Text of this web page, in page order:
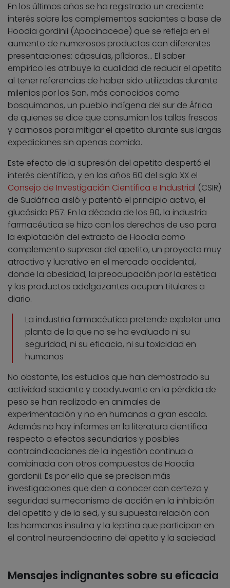
En los últimos años se ha registrado un creciente
interés sobre los complementos saciantes a base de
Hoodia gordinii (Apocinaceae) que se refleja en el
aumento de numerosos productos con diferentes
presentaciones: cápsulas, píldoras… El saber
empírico les atribuye la cualidad de reducir el apetito
al tener referencias de haber sido utilizadas durante
milenios por los San, más conocidos como
bosquimanos, un pueblo indígena del sur de África
de quienes se dice que consumían los tallos frescos
y carnosos para mitigar el apetito durante sus largas
expediciones sin apenas comida.
Este efecto de la supresión del apetito despertó el
interés científico, y en los años 60 del siglo XX el
Consejo de Investigación Científica e Industrial (CSIR)
de Sudáfrica aisló y patentó el principio activo, el
glucósido P57. En la década de los 90, la industria
farmacéutica se hizo con los derechos de uso para
la explotación del extracto de Hoodia como
complemento supresor del apetito, un proyecto muy
atractivo y lucrativo en el mercado occidental,
donde la obesidad, la preocupación por la estética
y los productos adelgazantes ocupan titulares a
diario.
La industria farmacéutica pretende explotar una
planta de la que no se ha evaluado ni su
seguridad, ni su eficacia, ni su toxicidad en
humanos
No obstante, los estudios que han demostrado su
actividad saciante y coadyuvante en la pérdida de
peso se han realizado en animales de
experimentación y no en humanos a gran escala.
Además no hay informes en la literatura científica
respecto a efectos secundarios y posibles
contraindicaciones de la ingestión continua o
combinada con otros compuestos de Hoodia
gordonii. Es por ello que se precisan más
investigaciones que den a conocer con certeza y
seguridad su mecanismo de acción en la inhibición
del apetito y de la sed, y su supuesta relación con
las hormonas insulina y la leptina que participan en
el control neuroendocrino del apetito y la saciedad.
Mensajes indignantes sobre su eficacia